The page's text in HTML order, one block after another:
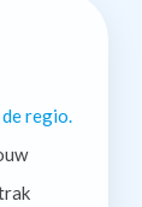
regio.